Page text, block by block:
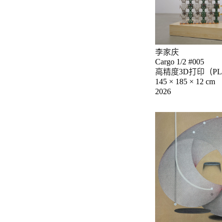
李家庆
Cargo 1/2 #005
高精度3D打印（
145 × 185 × 12 cm
2026